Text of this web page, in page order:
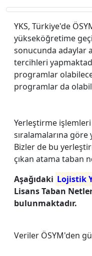
YKS, Türkiye'de
yükseköğretime
sonucunda adaylar
tercihleri
programlar
programlar da
Yerleştirme
sıralamalarına göre
Bizler de bu
çıkan atama taban
Aşağıdaki Lojistik
Lisans Taban
bulunmaktadır.
Veriler ÖSYM'den